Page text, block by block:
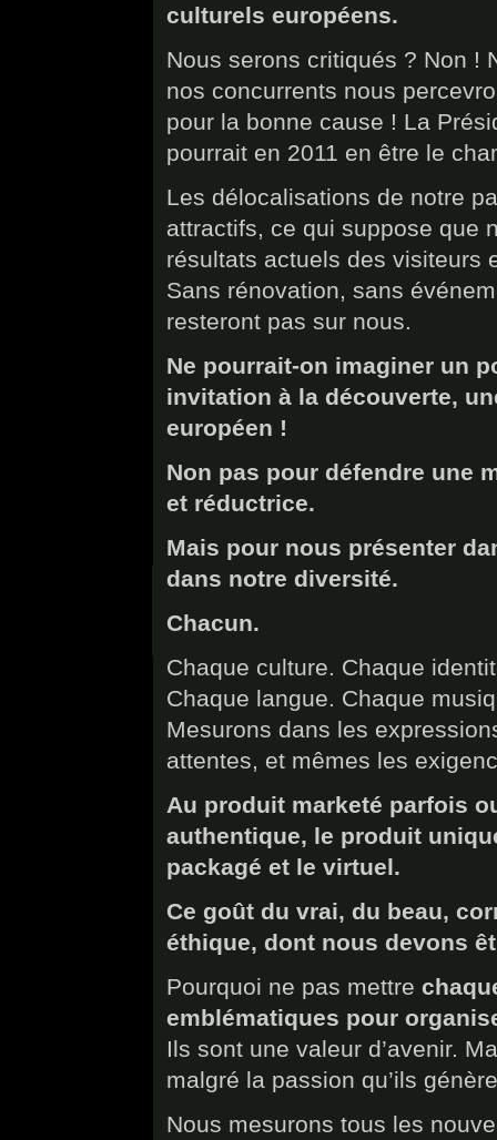
culturels européens.
Nous serons critiqués ? Non !
nos concurrents nous
pour la bonne cause ! La
pourrait en 2011 en être le
Les délocalisations de notre
attractifs, ce qui suppose que
résultats actuels des visiteurs
Sans rénovation, sans
resteront pas sur nous.
Ne pourrait-on imaginer un
invitation à la découverte,
européen !
Non pas pour défendre une
et réductrice.
Mais pour nous présenter
dans notre diversité.
Chacun.
Chaque culture. Chaque
Chaque langue. Chaque
Mesurons dans les
attentes, et mêmes les
Au produit marketé parfois
authentique, le produit
packagé et le virtuel.
Ce goût du vrai, du beau,
éthique, dont nous devons
Pourquoi ne pas mettre
emblématiques pour
Ils sont une valeur d’avenir.
malgré la passion qu’ils
Nous mesurons tous les